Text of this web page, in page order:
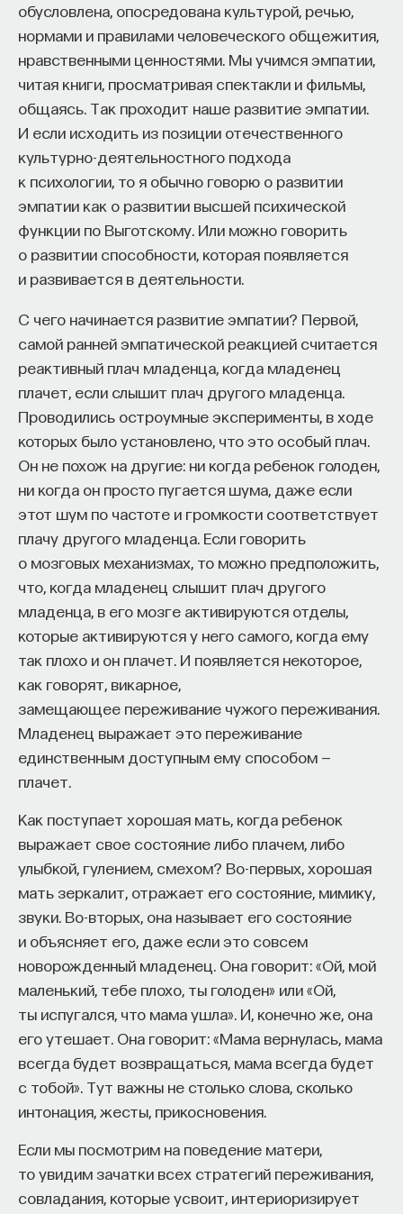
обусловлена, опосредована культурой, речью,
нормами и правилами человеческого общежития,
нравственными ценностями. Мы учимся эмпатии,
читая книги, просматривая спектакли и фильмы,
общаясь. Так проходит наше развитие эмпатии.
И если исходить из позиции отечественного
культурно-деятельностного подхода
к психологии, то я обычно говорю о развитии
эмпатии как о развитии высшей психической
функции по Выготскому. Или можно говорить
о развитии способности, которая появляется
и развивается в деятельности.
С чего начинается развитие эмпатии? Первой,
самой ранней эмпатической реакцией считается
реактивный плач младенца, когда младенец
плачет, если слышит плач другого младенца.
Проводились остроумные эксперименты, в ходе
которых было установлено, что это особый плач.
Он не похож на другие: ни когда ребенок голоден,
ни когда он просто пугается шума, даже если
этот шум по частоте и громкости соответствует
плачу другого младенца. Если говорить
о мозговых механизмах, то можно предположить,
что, когда младенец слышит плач другого
младенца, в его мозге активируются отделы,
которые активируются у него самого, когда ему
так плохо и он плачет. И появляется некоторое,
как говорят, викарное,
замещающее переживание чужого переживания.
Младенец выражает это переживание
единственным доступным ему способом —
плачет.
Как поступает хорошая мать, когда ребенок
выражает свое состояние либо плачем, либо
улыбкой, гулением, смехом? Во-первых, хорошая
мать зеркалит, отражает его состояние, мимику,
звуки. Во-вторых, она называет его состояние
и объясняет его, даже если это совсем
новорожденный младенец. Она говорит: «Ой, мой
маленький, тебе плохо, ты голоден» или «Ой,
ты испугался, что мама ушла». И, конечно же, она
его утешает. Она говорит: «Мама вернулась, мама
всегда будет возвращаться, мама всегда будет
с тобой». Тут важны не столько слова, сколько
интонация, жесты, прикосновения.
Если мы посмотрим на поведение матери,
то увидим зачатки всех стратегий переживания,
совладания, которые усвоит, интериоризирует
В ходе работы с научным сообществом Ивар
и его команда обнаружили, что инновационные
индустрии испытывают кадровый голод,
особенно молодые deep tech и биотех компании.
Исследование аудитории ПостНауки
подтвердило масштаб: более
проекта имеют STEM-образование, при этом
заинтересованы в работе в инновационных
компаниях, но не знают, с чего начать.
Специалисты сталкиваются с тремя ключевыми
барьерами:
Недостаток информации о глобальных
индустриях и карьерных возможностях
мешает поиску подходящих ваканси; ​
Непрозрачные механизмы в инновационных
компаниях усложняют процесс
трудоустройства​;
Стереотипы не позволяют эффективно
конкурировать на международном рынке​.
Что такое Naukka Talents
Naukka Talents— это не просто рекрутинговый
сервис, а комплексная платформа поддержки
специалистов на пути к карьере в глобальных
инновационных индустриях. Сервис помогает
преодолеть существующие барьеры через
обучение, карьерное сопровождение и прямые
связи с компаниями, заинтересованными
ввысококвалифицированных кадрах.​
Сервис создан для всех, кто хочет найти свой
путь в инновационных индустриях:
Учёных, инженеров и исследователей
с опытом работы в научной сфере;
Специалистов с STEM-образованием,
желающих сменить сферу деятельности;
Тех, кто пока не имеет достаточного опыта
работы в индустрии, но стремится развивать
необходимые навыки.
Для уже готовых специалистов достаточно
оставить информацию о себе: образование, опыт
работы, навыки, интересы и владение
иностранными языками. КомандаNaukka Talents
применены, и поможет найти международную
deep tech или биотех компанию, где человек
сможет раскрыть свои таланты.​ Для тех, кто ещё